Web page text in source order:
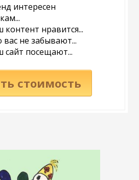
интересен
контент нравится...
вас не забывают...
сайт посещают...
стоимость